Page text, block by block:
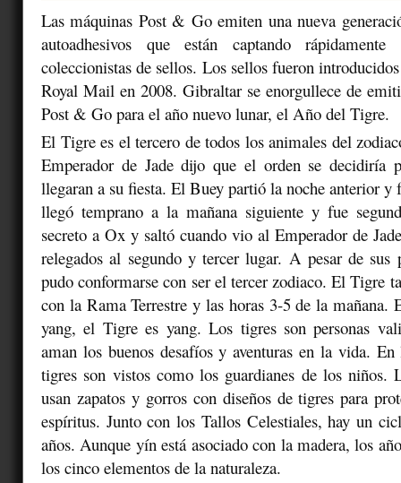
Las máquinas Post & Go emiten una nueva
autoadhesivos que están captando
coleccionistas de sellos. Los sellos fueron
Royal Mail en 2008. Gibraltar se enorgullece de
Post & Go para el año nuevo lunar, el Año del Tigre.
El Tigre es el tercero de todos los animales del
Emperador de Jade dijo que el orden se decidiría
llegaran a su fiesta. El Buey partió la noche anterior
llegó temprano a la mañana siguiente y fue
secreto a Ox y saltó cuando vio al Emperador de
relegados al segundo y tercer lugar. A pesar de sus
pudo conformarse con ser el tercer zodiaco. El Tigre
con la Rama Terrestre y las horas 3-5 de la mañana.
yang, el Tigre es yang. Los tigres son personas
aman los buenos desafíos y aventuras en la vida.
tigres son vistos como los guardianes de los niños.
usan zapatos y gorros con diseños de tigres para
espíritus. Junto con los Tallos Celestiales, hay un
años. Aunque yín está asociado con la madera, los
los cinco elementos de la naturaleza.